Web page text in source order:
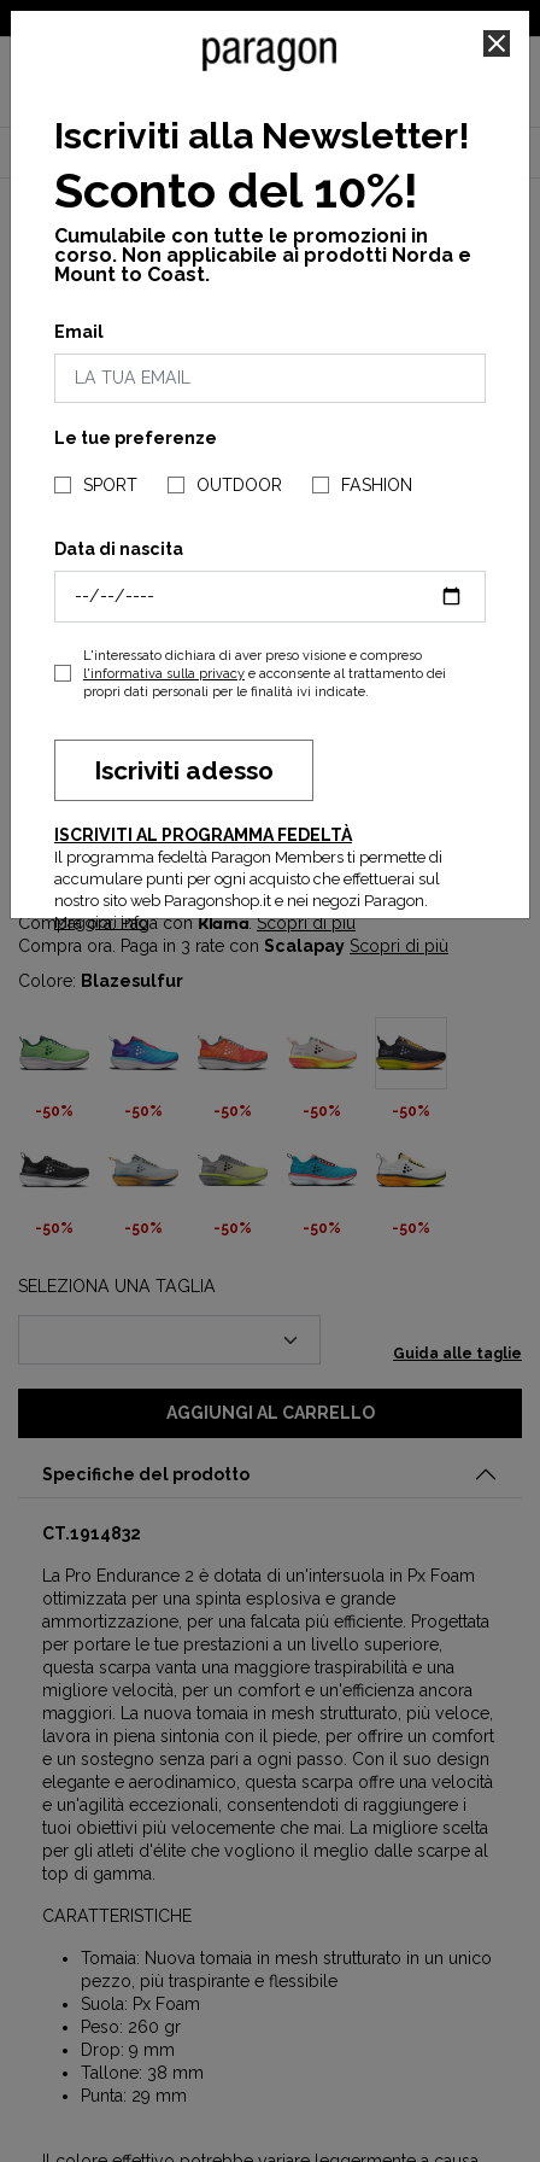
NEGOZI PARAGONSHOP
Home Uomo Scarpe Endurance Endurance 2 m
Endurance 2 m
80,00 € 160,00 €
Prezzo più basso degli ultimi 30 gg:80,00 €
Compra ora. Paga conKlarna.Scopri di più
Compra ora. Paga in 3 rate con Scalapay Scopri di più
Colore: Blazesulfur
-50% -50% -50% -50% -50%
-50% -50% -50% -50% -50%
SELEZIONA UNA TAGLIA
Guida alle taglie
AGGIUNGI AL CARRELLO
Specifiche del prodotto
CT.1914832
La Pro Endurance 2 è dotata di un'intersuola in Px Foam
ottimizzata per una spinta esplosiva e grande
ammortizzazione, per una falcata più efficiente. Progettata
per portare le tue prestazioni a un livello superiore,
questa scarpa vanta una maggiore traspirabilità e una
migliore velocità, per un comfort e un'efficienza ancora
maggiori. La nuova tomaia in mesh strutturato, più veloce,
lavora in piena sintonia con il piede, per offrire un comfort
e un sostegno senza pari a ogni passo. Con il suo design
elegante e aerodinamico, questa scarpa offre una velocità
e un'agilità eccezionali, consentendoti di raggiungere i
tuoi obiettivi più velocemente che mai. La migliore scelta
per gli atleti d'élite che vogliono il meglio dalle scarpe al
top di gamma.
CARATTERISTICHE
Tomaia: Nuova tomaia in mesh strutturato in un unico
pezzo, più traspirante e flessibile
Suola: Px Foam
Peso: 260 gr
Drop: 9 mm
Tallone: 38 mm
Punta: 29 mm
Iscriviti alla Newsletter!
Sconto del 10%!
Cumulabile con tutte le promozioni in
corso. Non applicabile ai prodotti Norda e
Mount to Coast.
Email
Le tue preferenze
SPORT OUTDOOR FASHION
Data di nascita
L'interessato dichiara di aver preso visione e compreso
l'informativa sulla privacye acconsente al trattamento dei
propri dati personali per le finalità ivi indicate.
Iscriviti adesso
ISCRIVITI AL PROGRAMMA FEDELTÀ
Il programma fedeltà Paragon Members ti permette di
accumulare punti per ogni acquisto che effettuerai sul
nostro sito web Paragonshop.it e nei negozi Paragon.
Maggiori info